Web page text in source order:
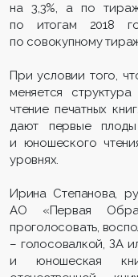
на 3,3%, а по
по итогам 2018
по совокупному
При условии того,
меняется
чтение печатных
дают первые
и юношеского
уровнях.
Ирина Степанова,
АО «Первая
проголосовать,
– голосовалкой, ЗА
и юношеская